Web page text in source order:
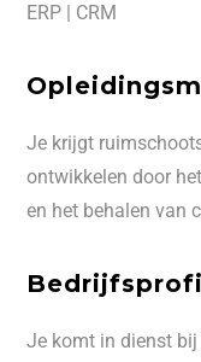
ERP | CRM
Je krijgt
ontwikkelen door
en het behalen van
Je komt in dienst